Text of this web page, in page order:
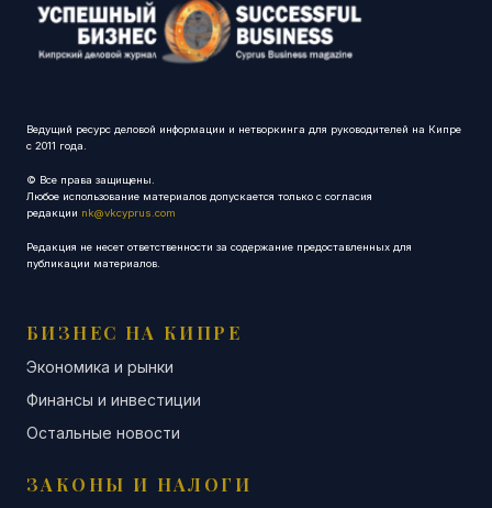
Ведущий ресурс деловой информации и нетворкинга для руководителей на Кипре
с 2011 года.
© Все права защищены.
Любое использование материалов допускается только с согласия
редакции nk@vkcyprus.com
Редакция не несет ответственности за содержание предоставленных для
публикации материалов.
БИЗНЕС НА КИПРЕ
Экономика и рынки
Финансы и инвестиции
Остальные новости
ЗАКОНЫ И НАЛОГИ